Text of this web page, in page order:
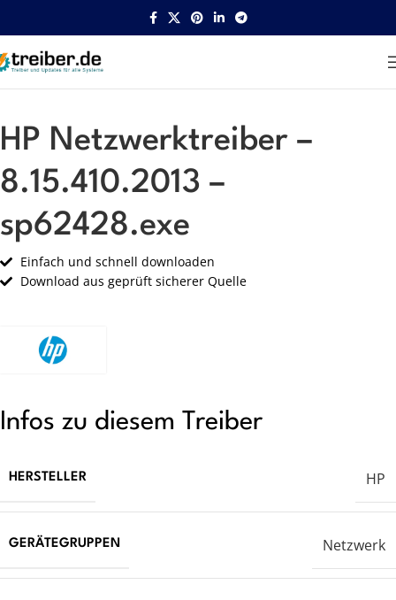
Startseite HP Netzwerk
HP Netzwerktreiber –
8.15.410.2013 –
sp62428.exe
Einfach und schnell downloaden
Download aus geprüft sicherer Quelle
Infos zu diesem Treiber
HERSTELLER HP
GERÄTEGRUPPEN Netzwerk